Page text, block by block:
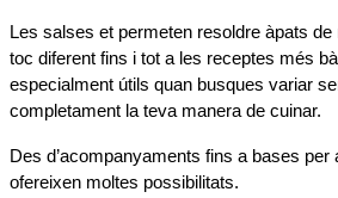
Les salses et permeten resoldre àpats de
toc diferent fins i tot a les receptes més
especialment útils quan busques variar
completament la teva manera de cuinar.
Des d’acompanyaments fins a bases
ofereixen moltes possibilitats.